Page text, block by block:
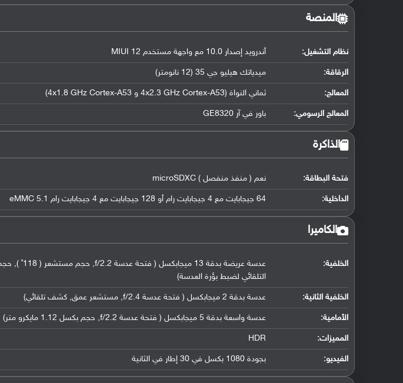
المنصة
نظام التشغيل: أندرويد إصدار 10.0 مع واجهة مستخدم MIUI 12
الرقاقة: ميدياتك هيليو جي 35 (12 نانومتر)
المعالج: ثماني النواة (4x2.3 GHz Cortex-A53 و 4x1.8 GHz Cortex-A53)
المعالج الرسومي: باور في آر GE8320
الذاكرة
فتحة البطاقة: نعم ( منفذ منفصل ) microSDXC
الداخلية: 64 جيجابايت مع 4 جيجابايت رام أو 128 جيجابايت مع 4 جيجابايت رام eMMC 5.1
الكاميرا
الخلفية:
التلقائي لضبط بؤرة العدسة)
الخلفية الثانية: عدسة بدقة 2 ميجابكسل ( فتحة عدسة f/2.4, مستشعر عمق, كشف تلقائي)
الأمامية: عدسة واسعة بدقة 5 ميجابكسل ( فتحة عدسة f/2.2, حجم بكسل 1.12 مايكرو متر)
المميزات: HDR
الفيديو: بجودة 1080 بكسل في 30 إطار في الثانية